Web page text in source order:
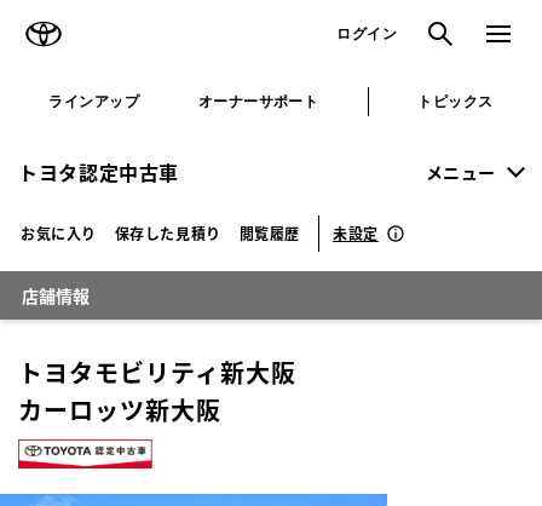
ログイン 検索 メニュ
ラインアップ オーナーサポート トピックス
トヨタ認定中古車 メニュー
お気に入り 保存した見積り 閲覧履歴 未設定
店舗情報
トヨタモビリティ新大阪
カーロッツ新大阪